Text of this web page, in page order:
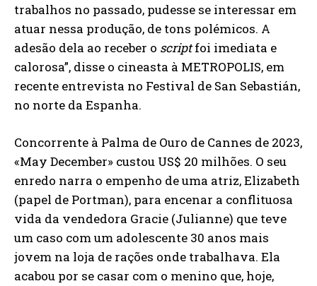
trabalhos no passado, pudesse se interessar em
atuar nessa produção, de tons polémicos. A
adesão dela ao receber o scriptfoi imediata e
calorosa”, disse o cineasta à METROPOLIS, em
recente entrevista no Festival de San Sebastián,
no norte da Espanha.
Concorrente à Palma de Ouro de Cannes de 2023,
«May December» custou US$ 20 milhões. O seu
enredo narra o empenho de uma atriz, Elizabeth
(papel de Portman), para encenar a conflituosa
vida da vendedora Gracie (Julianne) que teve
um caso com um adolescente 30 anos mais
jovem na loja de rações onde trabalhava. Ela
acabou por se casar com o menino que, hoje,